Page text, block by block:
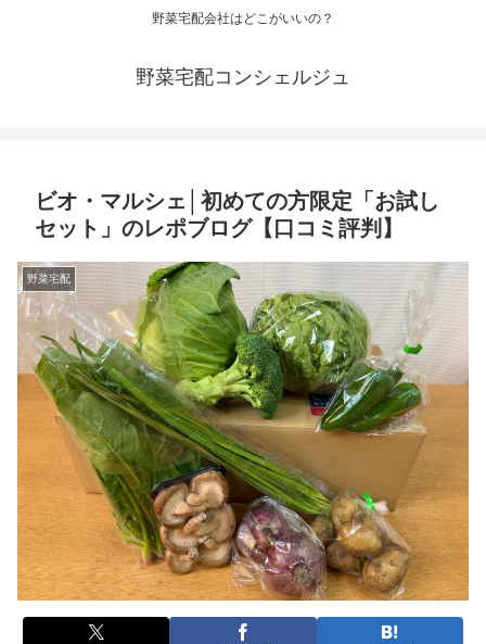
野菜宅配会社はどこがいいの？
野菜宅配コンシェルジュ
ビオ・マルシェ│初めての方限定「お試し
セット」のレポブログ【口コミ評判】
野菜宅配